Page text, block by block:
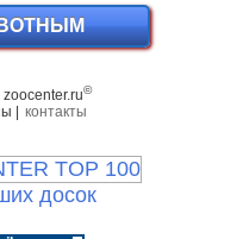
©
| контакты